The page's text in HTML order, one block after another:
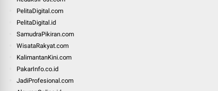
PelitaDigital.com
PelitaDigital.id
SamudraPikiran.com
WisataRakyat.com
KalimantanKini.com
PakarInfo.co.id
JadiProfesional.com